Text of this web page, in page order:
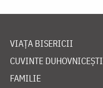
VIAȚA BISERICII
CUVINTE DUHOVNICEȘTI
FAMILIE